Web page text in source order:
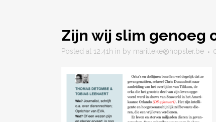
Zijn wij slim genoeg
Posted at 12:41h in by marilleke@hopster.be